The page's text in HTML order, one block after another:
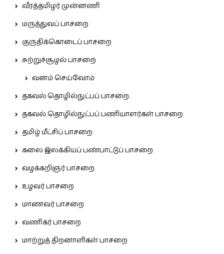
வீரத்தமிழர் முன்னணி
மருத்துவப் பாசறை
குருதிக்கொடைப் பாசறை
சுற்றுச்சூழல் பாசறை
வனம் செய்வோம்
தகவல் தொழில்நுட்பப் பாசறை.
தகவல் தொழில்நுட்பப் பணியாளர்கள் பாசறை
தமிழ் மீட்சிப் பாசறை
கலை இலக்கியப் பண்பாட்டுப் பாசறை
வழக்கறிஞர் பாசறை
உழவர் பாசறை
மாணவர் பாசறை
வணிகர் பாசறை
மாற்றுத் திறனாளிகள் பாசறை